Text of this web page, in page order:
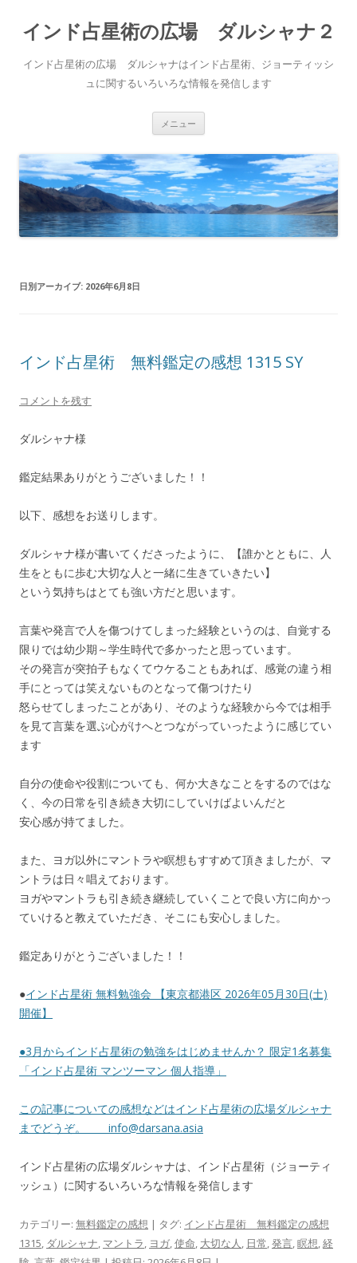
インド占星術の広場 ダルシャナ２
インド占星術の広場 ダルシャナはインド占星術、ジョーティッシ
ュに関するいろいろな情報を発信します
メニュー
ン
ツ
へ
ス
キ
ッ
プ
日別アーカイブ: 2026年6月8日
インド占星術 無料鑑定の感想 1315 SY
コメントを残す
ダルシャナ様
鑑定結果ありがとうございました！！
以下、感想をお送りします。
ダルシャナ様が書いてくださったように、【誰かとともに、人
生をともに歩む大切な人と一緒に生きていきたい】
という気持ちはとても強い方だと思います。
言葉や発言で人を傷つけてしまった経験というのは、自覚する
限りでは幼少期～学生時代で多かったと思っています。
その発言が突拍子もなくてウケることもあれば、感覚の違う相
手にとっては笑えないものとなって傷つけたり
怒らせてしまったことがあり、そのような経験から今では相手
を見て言葉を選ぶ心がけへとつながっていったように感じてい
ます
自分の使命や役割についても、何か大きなことをするのではな
く、今の日常を引き続き大切にしていけばよいんだと
安心感が持てました。
また、ヨガ以外にマントラや瞑想もすすめて頂きましたが、マ
ントラは日々唱えております。
ヨガやマントラも引き続き継続していくことで良い方に向かっ
ていけると教えていただき、そこにも安心しました。
鑑定ありがとうございました！！
●インド占星術 無料勉強会 【東京都港区 2026年05月30日(土)
開催】
●3月からインド占星術の勉強をはじめませんか？ 限定1名募集
「インド占星術 マンツーマン 個人指導」
この記事についての感想などはインド占星術の広場ダルシャナ
までどうぞ。 info@darsana.asia
インド占星術の広場ダルシャナは、インド占星術（ジョーティ
ッシュ）に関するいろいろな情報を発信します
カテゴリー: 無料鑑定の感想 | タグ: インド占星術 無料鑑定の感想
1315, ダルシャナ, マントラ, ヨガ,使命, 大切な人, 日常,発言,瞑想,経